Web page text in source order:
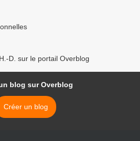
D. sur le portail Overblog
blog sur Overblog
Créer un blog